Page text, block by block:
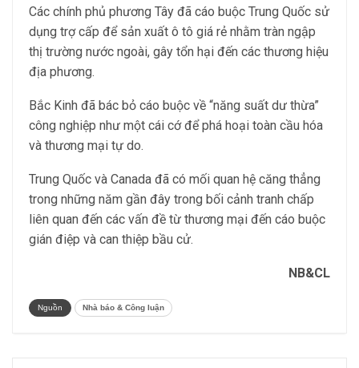
Các chính phủ phương Tây đã cáo buộc Trung Quốc sử
dụng trợ cấp để sản xuất ô tô giá rẻ nhằm tràn ngập
thị trường nước ngoài, gây tổn hại đến các thương hiệu
địa phương.
Bắc Kinh đã bác bỏ cáo buộc về “năng suất dư thừa”
công nghiệp như một cái cớ để phá hoại toàn cầu hóa
và thương mại tự do.
Trung Quốc và Canada đã có mối quan hệ căng thẳng
trong những năm gần đây trong bối cảnh tranh chấp
liên quan đến các vấn đề từ thương mại đến cáo buộc
gián điệp và can thiệp bầu cử.
NB&CL
Nguồn Nhà báo & Công luận